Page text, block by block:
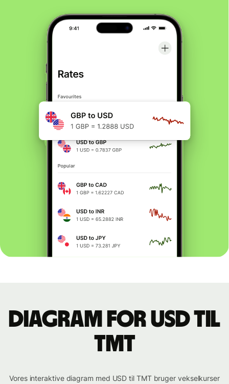
Diagram for USD til
TMT
Vores interaktive diagram med USD til TMT bruger vekselkurser